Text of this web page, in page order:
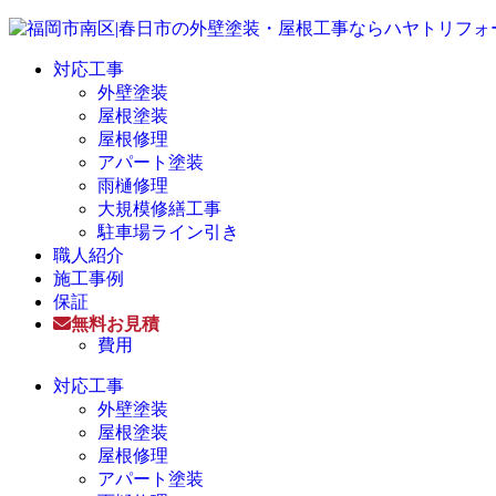
対応工事
外壁塗装
屋根塗装
屋根修理
アパート塗装
雨樋修理
大規模修繕工事
駐車場ライン引き
職人紹介
施工事例
保証
無料お見積
費用
対応工事
外壁塗装
屋根塗装
屋根修理
アパート塗装